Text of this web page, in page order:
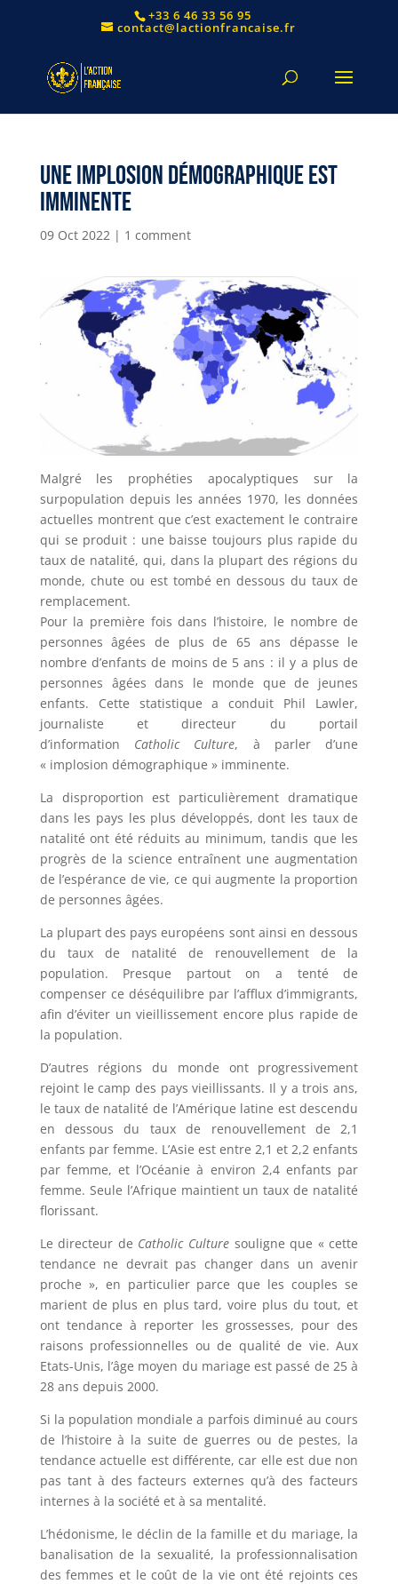
+33 6 46 33 56 95
contact@lactionfrancaise.fr
Une implosion démographique est
imminente
09 Oct 2022| 1 comment
Malgré les prophéties apocalyptiques sur la
surpopulation depuis les années 1970, les données
actuelles montrent que c’est exactement le contraire
qui se produit : une baisse toujours plus rapide du
taux de natalité, qui, dans la plupart des régions du
monde, chute ou est tombé en dessous du taux de
remplacement.
Pour la première fois dans l’histoire, le nombre de
personnes âgées de plus de 65 ans dépasse le
nombre d’enfants de moins de 5 ans : il y a plus de
personnes âgées dans le monde que de jeunes
enfants. Cette statistique a conduit Phil Lawler,
journaliste et directeur du portail
d’information Catholic Culture, à parler d’une
« implosion démographique » imminente.
La disproportion est particulièrement dramatique
dans les pays les plus développés, dont les taux de
natalité ont été réduits au minimum, tandis que les
progrès de la science entraînent une augmentation
de l’espérance de vie, ce qui augmente la proportion
de personnes âgées.
La plupart des pays européens sont ainsi en dessous
du taux de natalité de renouvellement de la
population. Presque partout on a tenté de
compenser ce déséquilibre par l’afflux d’immigrants,
afin d’éviter un vieillissement encore plus rapide de
la population.
D’autres régions du monde ont progressivement
rejoint le camp des pays vieillissants. Il y a trois ans,
le taux de natalité de l’Amérique latine est descendu
en dessous du taux de renouvellement de 2,1
enfants par femme. L’Asie est entre 2,1 et 2,2 enfants
par femme, et l’Océanie à environ 2,4 enfants par
femme. Seule l’Afrique maintient un taux de natalité
florissant.
Le directeur de Catholic Culture souligne que « cette
tendance ne devrait pas changer dans un avenir
proche », en particulier parce que les couples se
marient de plus en plus tard, voire plus du tout, et
ont tendance à reporter les grossesses, pour des
raisons professionnelles ou de qualité de vie. Aux
Etats-Unis, l’âge moyen du mariage est passé de 25 à
28 ans depuis 2000.
Si la population mondiale a parfois diminué au cours
de l’histoire à la suite de guerres ou de pestes, la
tendance actuelle est différente, car elle est due non
pas tant à des facteurs externes qu’à des facteurs
internes à la société et à sa mentalité.
L’hédonisme, le déclin de la famille et du mariage, la
banalisation de la sexualité, la professionnalisation
des femmes et le coût de la vie ont été rejoints ces